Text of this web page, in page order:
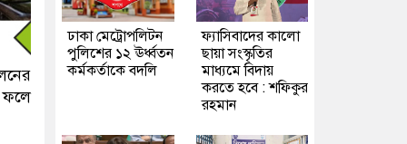
ফলে
ঢাকা মেট্রোপলিটন
পুলিশের ১২ ঊর্ধ্বতন
কর্মকর্তাকে বদলি
ফ্যাসিবাদের কালো
ছায়া সংস্কৃতির
মাধ্যমে বিদায়
করতে হবে : শফিকুর
রহমান